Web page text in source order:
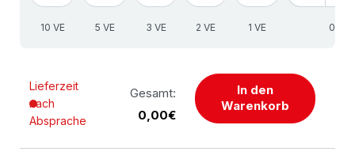
10 VE 5 VE 3 VE 2 VE 1 VE
Lieferzeit
nach
Absprache
Gesamt:
0,00€
In den
Warenkorb